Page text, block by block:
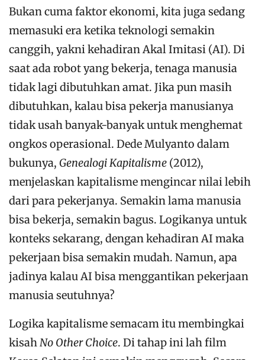
Bukan cuma faktor ekonomi, kita juga sedang
memasuki era ketika teknologi semakin
canggih, yakni kehadiran Akal Imitasi (AI). Di
saat ada robot yang bekerja, tenaga manusia
tidak lagi dibutuhkan amat. Jika pun masih
dibutuhkan, kalau bisa pekerja manusianya
tidak usah banyak-banyak untuk menghemat
ongkos operasional. Dede Mulyanto dalam
bukunya, Genealogi Kapitalisme (2012),
menjelaskan kapitalisme mengincar nilai lebih
dari para pekerjanya. Semakin lama manusia
bisa bekerja, semakin bagus. Logikanya untuk
konteks sekarang, dengan kehadiran AI maka
pekerjaan bisa semakin mudah. Namun, apa
jadinya kalau AI bisa menggantikan pekerjaan
manusia seutuhnya?
Logika kapitalisme semacam itu membingkai
kisahNo Other Choice. Di tahap ini lah film